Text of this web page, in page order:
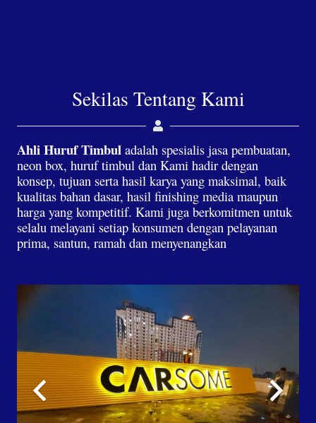
Sekilas Tentang Kami
Ahli Huruf Timbul adalah spesialis jasa pembuatan,
neon box, huruf timbul dan Kami hadir dengan
konsep, tujuan serta hasil karya yang maksimal, baik
kualitas bahan dasar, hasil finishing media maupun
harga yang kompetitif. Kami juga berkomitmen untuk
selalu melayani setiap konsumen dengan pelayanan
prima, santun, ramah dan menyenangkan